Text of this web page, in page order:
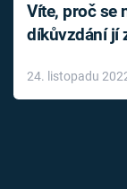
Víte, proč se
díkůvzdání jí
24. listopadu